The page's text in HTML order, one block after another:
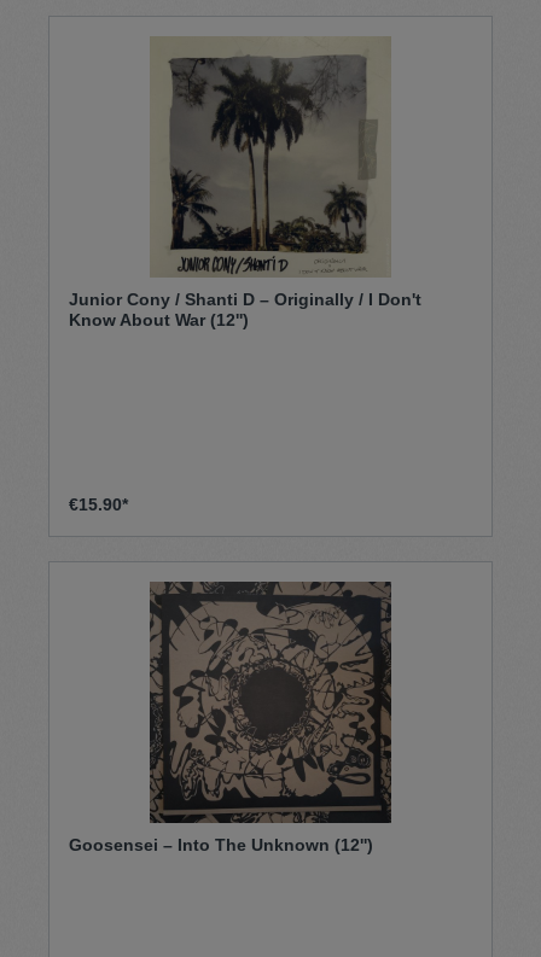
Junior Cony / Shanti D – Originally / I Don't
Know About War (12'')
€15.90*
Goosensei – Into The Unknown (12'')